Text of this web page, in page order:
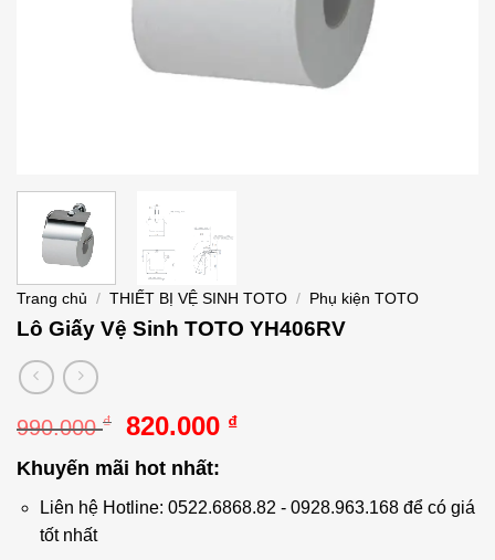
Trang chủ / THIẾT BỊ VỆ SINH TOTO / Phụ kiện TOTO
Lô Giấy Vệ Sinh TOTO YH406RV
990.000₫
Giá
là:
990.000 ₫.
820.000 ₫Giá
là:
Khuyến mãi hot nhất:
Liên hệ Hotline: 0522.6868.82 - 0928.963.168 để có giá
tốt nhất